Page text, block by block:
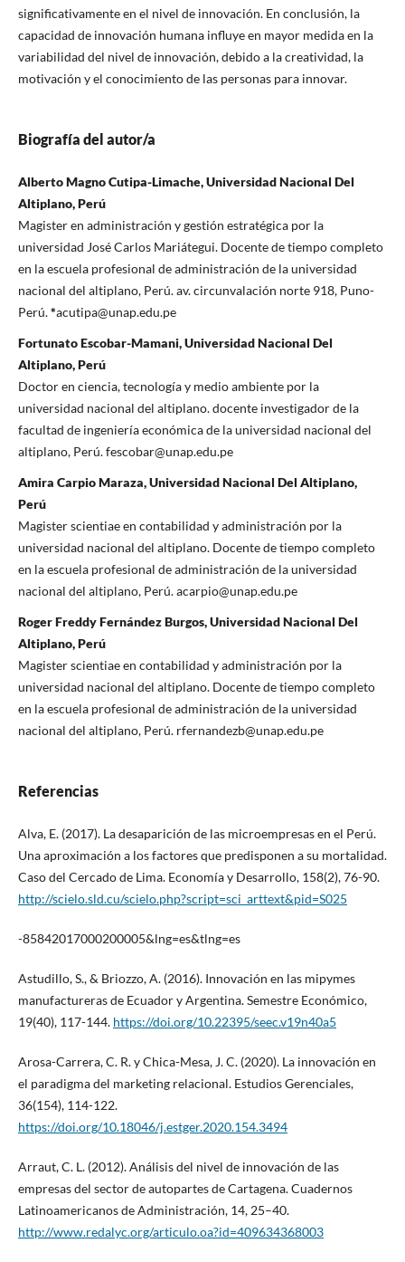
significativamente en el nivel de innovación. En conclusión, la
capacidad de innovación humana influye en mayor medida en la
variabilidad del nivel de innovación, debido a la creatividad, la
motivación y el conocimiento de las personas para innovar.
Biografía del autor/a
Alberto Magno Cutipa-Limache, Universidad Nacional Del
Altiplano, Perú
Magister en administración y gestión estratégica por la
universidad José Carlos Mariátegui. Docente de tiempo completo
en la escuela profesional de administración de la universidad
nacional del altiplano, Perú. av. circunvalación norte 918, Puno-
Perú.*acutipa@unap.edu.pe
Fortunato Escobar-Mamani, Universidad Nacional Del
Altiplano, Perú
Doctor en ciencia, tecnología y medio ambiente por la
universidad nacional del altiplano. docente investigador de la
facultad de ingeniería económica de la universidad nacional del
altiplano, Perú. fescobar@unap.edu.pe
Amira Carpio Maraza, Universidad Nacional Del Altiplano,
Perú
Magister scientiae en contabilidad y administración por la
universidad nacional del altiplano. Docente de tiempo completo
en la escuela profesional de administración de la universidad
nacional del altiplano, Perú. acarpio@unap.edu.pe
Roger Freddy Fernández Burgos, Universidad Nacional Del
Altiplano, Perú
Magister scientiae en contabilidad y administración por la
universidad nacional del altiplano. Docente de tiempo completo
en la escuela profesional de administración de la universidad
nacional del altiplano, Perú. rfernandezb@unap.edu.pe
Referencias
Alva, E. (2017). La desaparición de las microempresas en el Perú.
Una aproximación a los factores que predisponen a su mortalidad.
Caso del Cercado de Lima. Economía y Desarrollo, 158(2), 76-90.
http://scielo.sld.cu/scielo.php?script=sci_arttext&pid=S025
-85842017000200005&lng=es&tlng=es
Astudillo, S., & Briozzo, A. (2016). Innovación en las mipymes
manufactureras de Ecuador y Argentina. Semestre Económico,
19(40), 117-144. https://doi.org/10.22395/seec.v19n40a5
Arosa-Carrera, C. R. y Chica-Mesa, J. C. (2020). La innovación en
el paradigma del marketing relacional. Estudios Gerenciales,
36(154), 114-122.
https://doi.org/10.18046/j.estger.2020.154.3494
Arraut, C. L. (2012). Análisis del nivel de innovación de las
empresas del sector de autopartes de Cartagena. Cuadernos
Latinoamericanos de Administración, 14, 25–40.
http://www.redalyc.org/articulo.oa?id=409634368003